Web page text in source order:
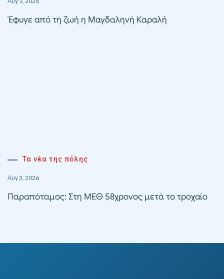
Έφυγε από τη ζωή η Μαγδαληνή Καραλή
Τα νέα της πόλης
Αυγ 3, 2026
Παραπόταμος: Στη ΜΕΘ 58χρονος μετά το τροχαίο